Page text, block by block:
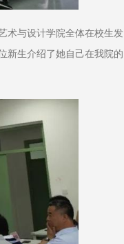
术与设计学院全体在校生发
新生介绍了她自己在我院的